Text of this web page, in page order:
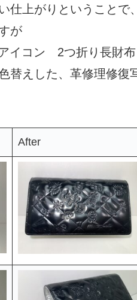
仕上がりということで
が
イコン 2つ折り長財布
替えした、革修理修復
After